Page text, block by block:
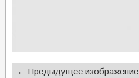
← Предыдущее изображение